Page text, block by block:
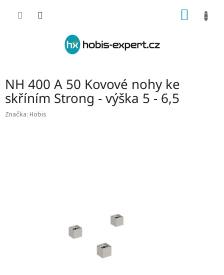
NH 400 A 50 Kovové nohy ke
skříním Strong - výška 5 - 6,5
Značka: Hobis